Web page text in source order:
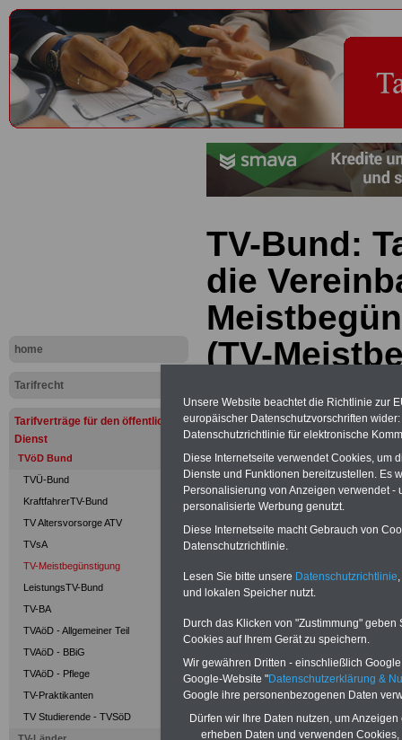
home
Tarifrecht
Tarifverträge für den öffentlichen
Dienst
TVöD Bund
TVÜ-Bund
KraftfahrerTV-Bund
TV Altersvorsorge ATV
TVsA
TV-Meistbegünstigung
LeistungsTV-Bund
TV-BA
TVAöD - Allgemeiner Teil
TVAöD - BBiG
TVAöD - Pflege
TV-Praktikanten
TV Studierende - TVSöD
TV-Bund:
die
(TV-
PDF-SERVICE
Für nur 15 Euro (inkl. MwSt.)
können Sie mehr als zehn
und Beamte sowie
ausdrucken. Der PDF-
zum Tarifrecht für den
das mindestens einmal im
direkt zur weiterführenden
mehrere OnlineBücher bzw.
Beamtinnen und Beamte mit
und Ländern,
wir ausgewählte Links, z.B.
Teilzeitantrag usw.>>>hier
Hier den
Sigma
Unsere Website beachtet die Richtlinie zur
europäischer Datenschutzvorschriften
Datenschutzrichtlinie für elektronische
Diese Internetseite verwendet Cookies, um
Dienste und Funktionen bereitzustellen. Es
Personalisierung von Anzeigen verwendet
personalisierte Werbung genutzt.
Diese Internetseite macht Gebrauch von
Datenschutzrichtlinie.
Lesen Sie bitte unsere Datenschutzrichtlinie
und lokalen Speicher nutzt.
Durch das Klicken von "Zustimmung"
Cookies auf Ihrem Gerät zu speichern.
Wir gewähren Dritten - einschließlich
Google-Website "Datenschutzerklärung &
Google ihre personenbezogenen Daten
Dürfen wir Ihre Daten nutzen, um
erheben Daten und verwenden